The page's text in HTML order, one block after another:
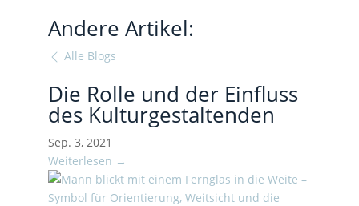
Andere Artikel:
Alle Blogs
Die Rolle und der Einfluss
des Kulturgestaltenden
Sep. 3, 2021
Weiterlesen →